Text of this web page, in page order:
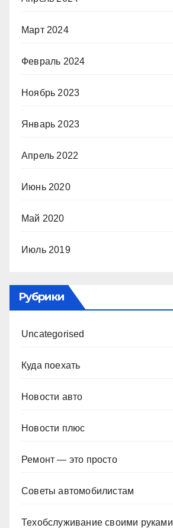
Март 2024
Февраль 2024
Ноябрь 2023
Январь 2023
Апрель 2022
Июнь 2020
Май 2020
Июль 2019
Рубрики
Uncategorised
Куда поехать
Новости авто
Новости плюс
Ремонт — это просто
Советы автомобилистам
Техобслуживание своими руками